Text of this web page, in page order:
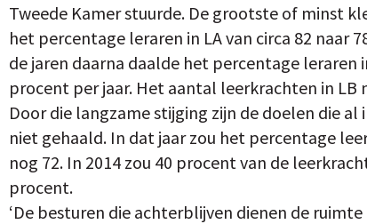
Tweede Kamer stuurde. De grootste of minst
het percentage leraren in LA van circa 82 naar
de jaren daarna daalde het percentage leraren
procent per jaar. Het aantal leerkrachten in
Door die langzame stijging zijn de doelen die
niet gehaald. In dat jaar zou het percentage
nog 72. In 2014 zou 40 procent van de
procent.
‘De besturen die achterblijven dienen de